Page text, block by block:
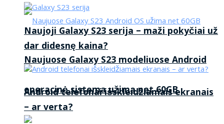
Naujuose Galaxy S23 modeliuose Android
operacinė sistema užima net 60GB
Naujoji Galaxy S23 serija – maži pokyčiai už
dar didesnę kaina?
Android telefonai išskleidžiamais ekranais
– ar verta?